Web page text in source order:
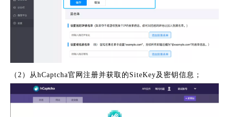
（2）从hCaptcha官网注册并获取的SiteKey及密钥信息；